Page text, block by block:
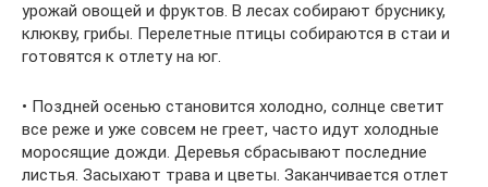
урожай овощей и фруктов. В лесах собирают бруснику,
клюкву, грибы. Перелетные птицы собираются в стаи и
готовятся к отлету на юг.
• Поздней осенью становится холодно, солнце светит
все реже и уже совсем не греет, часто идут холодные
моросящие дожди. Деревья сбрасывают последние
листья. Засыхают трава и цветы. Заканчивается отлет